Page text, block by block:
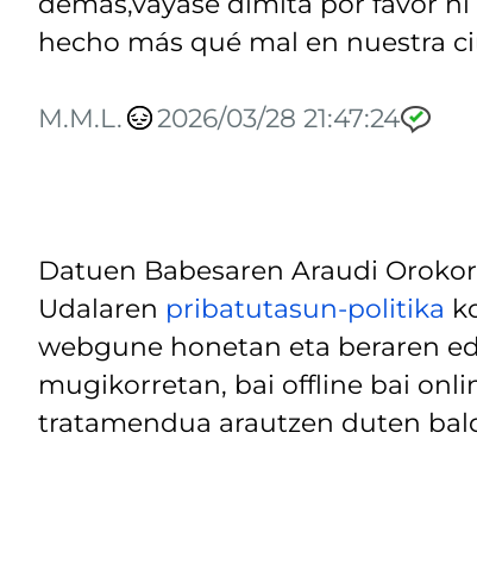
hecho más qué mal en nuestra
M.M.L. 2026/03/28 21:47:24
Datuen Babesaren Araudi
Udalaren pribatutasun-politika
webgune honetan eta beraren
mugikorretan, bai offline bai
tratamendua arautzen duten